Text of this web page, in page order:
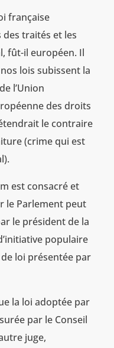
française
traités et les
fût-il européen. Il
lois subissent la
l’Union
des droits
le contraire
(crime qui est
est consacré et
le Parlement peut
le président de la
populaire
loi présentée par
la loi adoptée par
par le Conseil
juge,